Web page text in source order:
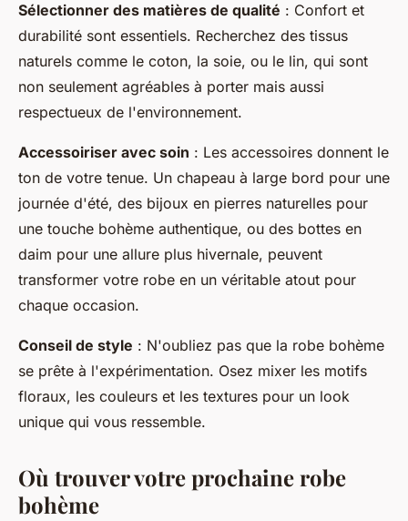
Sélectionner des matières de qualité : Confort et
durabilité sont essentiels. Recherchez des tissus
naturels comme le coton, la soie, ou le lin, qui sont
non seulement agréables à porter mais aussi
respectueux de l'environnement.
Accessoiriser avec soin : Les accessoires donnent le
ton de votre tenue. Un chapeau à large bord pour une
journée d'été, des bijoux en pierres naturelles pour
une touche bohème authentique, ou des bottes en
daim pour une allure plus hivernale, peuvent
transformer votre robe en un véritable atout pour
chaque occasion.
Conseil de style : N'oubliez pas que la robe bohème
se prête à l'expérimentation. Osez mixer les motifs
floraux, les couleurs et les textures pour un look
unique qui vous ressemble.
Où trouver votre prochaine robe
bohème